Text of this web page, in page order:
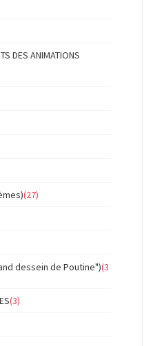
DES ANIMATIONS
(27)
dessein de Poutine")(3
(3)